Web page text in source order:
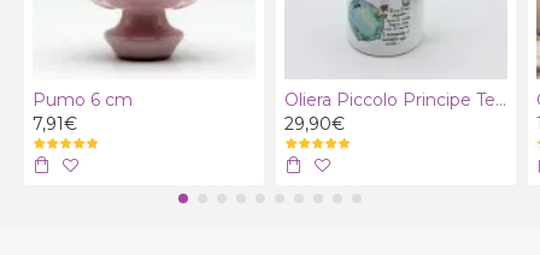
Pumo 6 cm
7,91€
Oliera Piccolo Principe Terra con olio extra vergine bio
29,90€